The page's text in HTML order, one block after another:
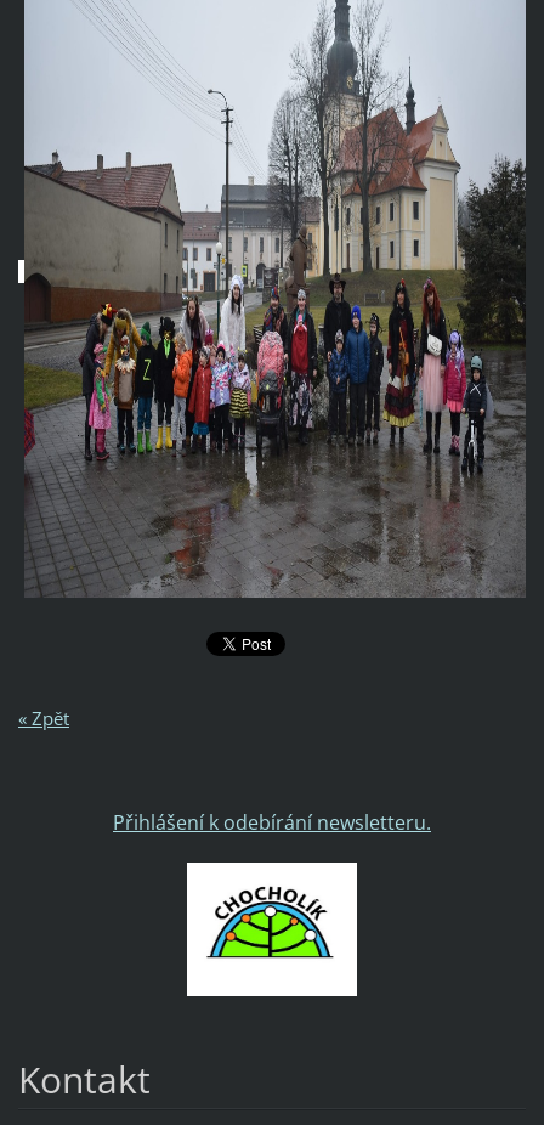
« Zpět
Přihlášení k odebírání newsletteru.
Kontakt